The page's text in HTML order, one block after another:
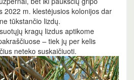
2022 m. klestėjusios kolonijos dar
tūkstančio lizdų.
kragų lizdus aptikome
– tiek jų per kelis
neteko suskaičiuoti.